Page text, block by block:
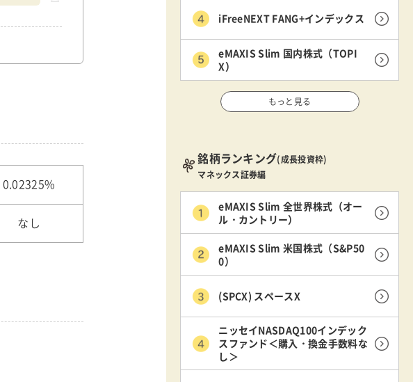
0.02325%
なし
iFreeNEXT FANG+インデックス
eMAXIS Slim 国内株式（TOPI
X）
もっと見る
銘柄ランキング(成長投資枠)
マネックス証券編
eMAXIS Slim 全世界株式（オー
ル・カントリー）
eMAXIS Slim 米国株式（S&P50
0）
(SPCX) スペースX
ニッセイNASDAQ100インデック
スファンド＜購入・換金手数料な
し＞